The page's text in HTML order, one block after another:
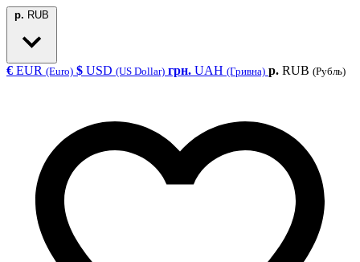
р. RUB
€ EUR (Euro) $ USD (US Dollar) грн. UAH (Гривна) р. RUB (Рубль)